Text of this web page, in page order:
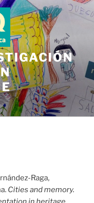
Raga,
Cities and memory.